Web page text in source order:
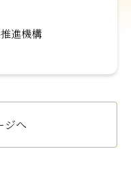
進機構
ジへ